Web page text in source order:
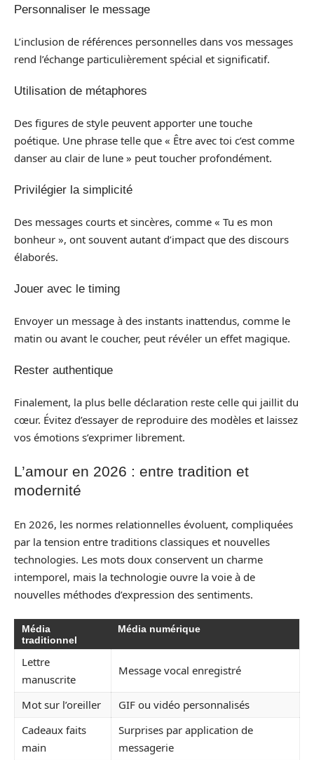
Personnaliser le message
L’inclusion de références personnelles dans vos messages
rend l’échange particulièrement spécial et significatif.
Utilisation de métaphores
Des figures de style peuvent apporter une touche
poétique. Une phrase telle que « Être avec toi c’est comme
danser au clair de lune » peut toucher profondément.
Privilégier la simplicité
Des messages courts et sincères, comme « Tu es mon
bonheur », ont souvent autant d’impact que des discours
élaborés.
Jouer avec le timing
Envoyer un message à des instants inattendus, comme le
matin ou avant le coucher, peut révéler un effet magique.
Rester authentique
Finalement, la plus belle déclaration reste celle qui jaillit du
cœur. Évitez d’essayer de reproduire des modèles et laissez
vos émotions s’exprimer librement.
L’amour en 2026 : entre tradition et
modernité
En 2026, les normes relationnelles évoluent, compliquées
par la tension entre traditions classiques et nouvelles
technologies. Les mots doux conservent un charme
intemporel, mais la technologie ouvre la voie à de
nouvelles méthodes d’expression des sentiments.
Média
traditionnel
Média numérique
Lettre
manuscrite
Message vocal enregistré
Mot sur l’oreiller
GIF ou vidéo personnalisés
Cadeaux faits
main
Surprises par application de
messagerie